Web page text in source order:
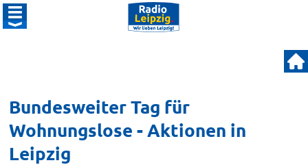
Bundesweiter Tag für
Wohnungslose - Aktionen in
Leipzig